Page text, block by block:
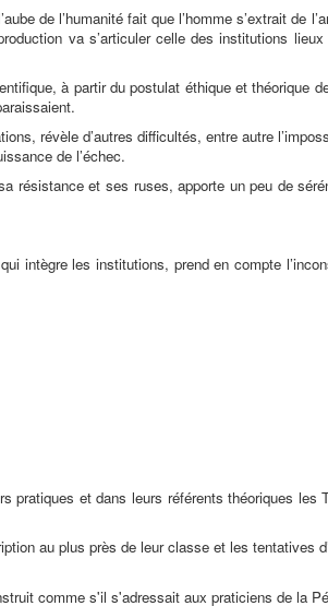
de l’humanité fait que l’homme s’extrait de
va s’articuler celle des institutions
à partir du postulat éthique et théorique
révèle d’autres difficultés, entre autre
de l’échec.
résistance et ses ruses, apporte un peu de
intègre les institutions, prend en compte
pratiques et dans leurs référents théoriques les
au plus près de leur classe et les tentatives
comme s'il s'adressait aux praticiens de la